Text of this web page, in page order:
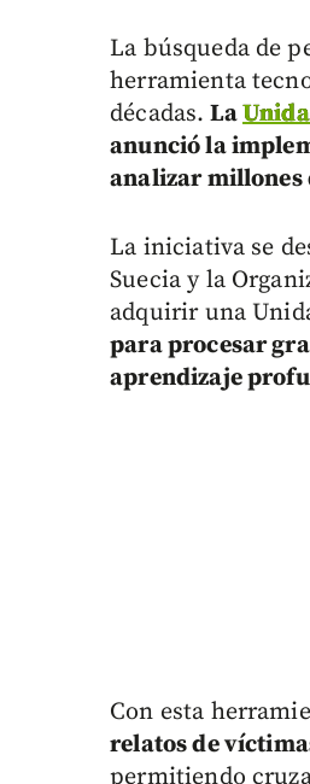
La búsqueda de
herramienta
décadas. La
anunció la
analizar millones
La iniciativa se
Suecia y la
adquirir una
para procesar
aprendizaje
Con esta
relatos de
permitiendo